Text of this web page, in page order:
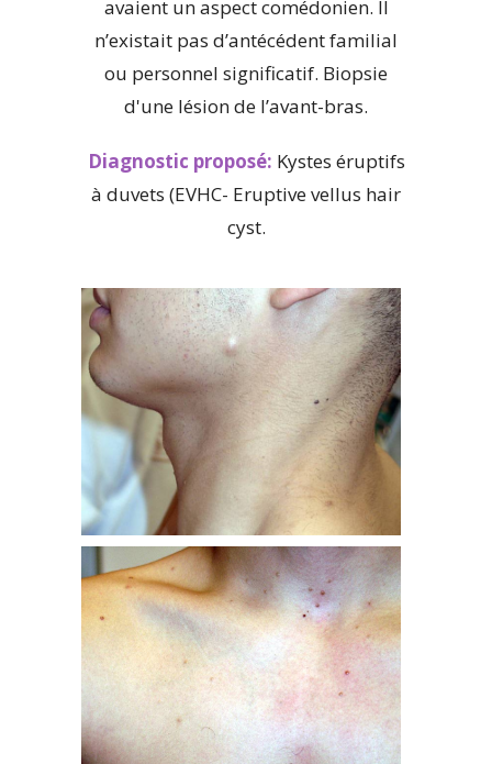
avaient un aspect comédonien. Il
n’existait pas d’antécédent familial
ou personnel significatif. Biopsie
d'une lésion de l’avant-bras.
Diagnostic proposé: Kystes éruptifs
à duvets (EVHC- Eruptive vellus hair
cyst.